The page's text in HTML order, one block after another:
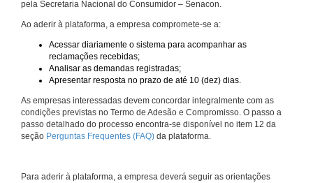
pela Secretaria Nacional do Consumidor – Senacon.
Ao aderir à plataforma, a empresa compromete-se a:
Acessar diariamente o sistema para acompanhar as
reclamações recebidas;
Analisar as demandas registradas;
Apresentar resposta no prazo de até 10 (dez) dias.
As empresas interessadas devem concordar integralmente com as
condições previstas no Termo de Adesão e Compromisso. O passo a
passo detalhado do processo encontra-se disponível no item 12 da
seção Perguntas Frequentes (FAQ) da plataforma.
Para aderir à plataforma, a empresa deverá seguir as orientações